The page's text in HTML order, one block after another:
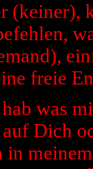
(keiner),
freie
was
Dich